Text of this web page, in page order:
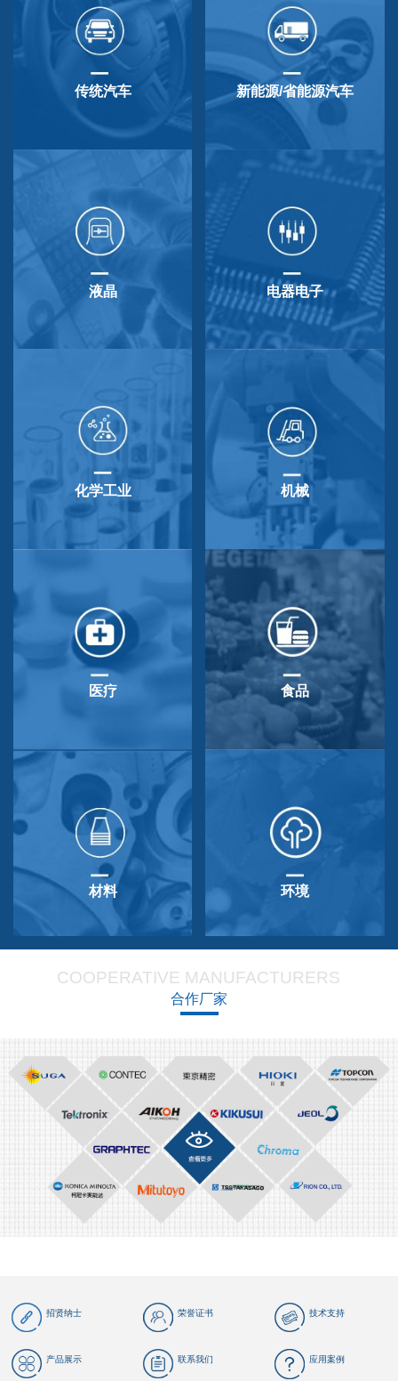
传统汽车 新能源/省能源汽车
液晶 电器电子
化学工业 机械
医疗 食品
材料 环境
COOPERATIVE MANUFACTURERS
合作厂家
招贤纳士 荣誉证书 技术支持
产品展示 联系我们 应用案例